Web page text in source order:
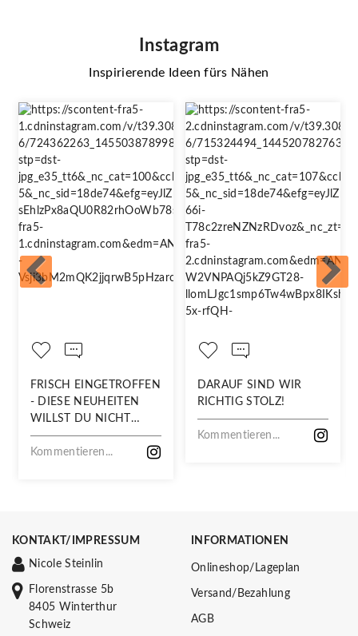
Instagram
Inspirierende Ideen fürs Nähen
FRISCH EINGETROFFEN
- DIESE NEUHEITEN
WILLST DU NICHT
VERPASSEN!
Kommentieren...
DARAUF SIND WIR
RICHTIG STOLZ!
Kommentieren...
KONTAKT/IMPRESSUM
Nicole Steinlin
Florenstrasse 5b
8405 Winterthur
Schweiz
INFORMATIONEN
Onlineshop/Lageplan
Versand/Bezahlung
AGB